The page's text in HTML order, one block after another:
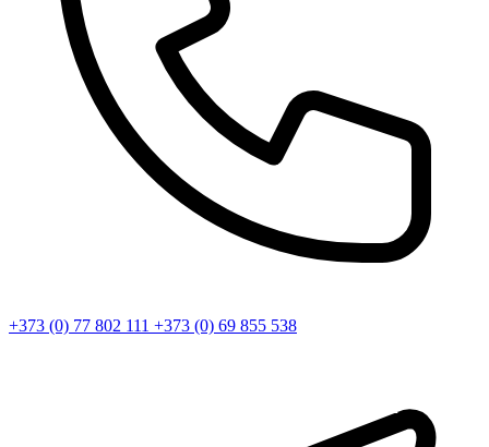
+373 (0) 77 802 111 +373 (0) 69 855 538